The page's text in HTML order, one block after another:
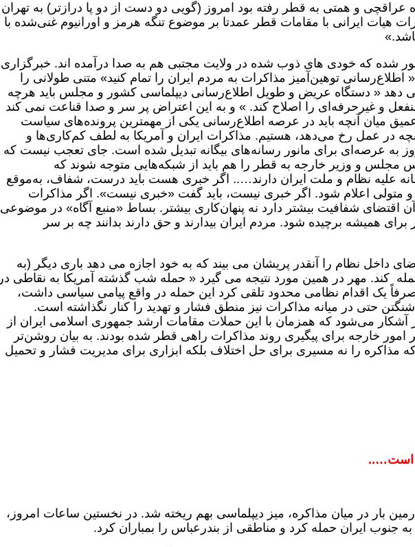
عراقچی و همتی به قطر رفته بود امروز (گویی دو دست از دو پا درازتر) به تهران
هیات ایرانی با مقامات قطر عمدتا بر موضوع تنگه هرمز و اورانیوم غنی‌شده با
شده که خودی های ذوب شده در ولایت مجتبی هم به صدا درآمده اند. خبرگزاری
اطلاع‌رسانی توهین‌آمیز مذاکرات به مردم ایران را تمام کنید» متنی طولانی را
می دهد « دستگاه عریض و طویل اطلاع‌رسانی دیپلماسی کشور و مجلس باید هرچه
و غیرحرفه‌ای را اصلاح کند. » و به این اعتراض پر سر و صدا قناعت نمی کند
میان آنچه باید در عرصه اطلاع‌رسانی یکی از مهمترین پرونده‌های سیاست
در عمل رخ می‌دهد، هستیم. مذاکرات ایران و آمریکا به لطف کم‌کاری‌ها و
به عرصه‌ای برای مانور رسانه‌های بیگانه تبدیل شده است. جای تعجب نیست که
مجلس و وزیر خارجه به قطر را هم باید از شبکه‌هایی متوجه شوند که
نظام و ملت ایران دارند….. اگر خبری هست باید درست، شفاف، به‌موقع
اعلام شود. اگر خبری نیست، باید گفت «خبری نیست». اگر مذاکرات
شفافیت بیشتر دارد نه پنهان‌کاری بیشتر. بساط «منبع آگاه» در موضوعی
برای همیشه برچیده شود. مردم ایران بیدارند و حق دارند بدانند چه بر سر
داخل نظام را آنقدر پریشان می بیند که به خود اجازه می دهد باری دیگر (به
کند. مهر در همین مورد نتیجه می گیرد « حمله شب گذشته آمریکا به نقاطی در
یک اقدام نظامی محدود تلقی کرد این حمله در واقع پیامی سیاسی داشت،
حتی در میانه مذاکرات نیز منطق فشار و تهدید را کنار نگذاشته است.
آشکار می‌شود که همزمان با این حملات مقامات ارشد جمهوری اسلامی ایران از
خارجه برای پیگیری روند مذاکرات راهی قطر شده بودند. به بیان روشن‌تر
که مذاکره را نه مسیری برای حل اختلاف بلکه ابزاری برای مدیریت فشار و تحمیل
است…..
بار در میان مذاکره، میز دیپلماسی بهم ریخته شد. در نخستین ساعات امروز،
به جنوب ایران حمله کرد و مناطقی از بندرعباس را بمباران کرد.